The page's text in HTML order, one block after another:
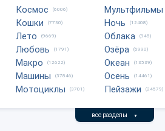
Космос (6006)
Кошки (7730)
Лето (9669)
Любовь (1791)
Макро (12622)
Машины (37846)
Мотоциклы (3701)
Мультфильмы
Ночь (12408)
Облака (945)
Озёра (6990)
Океан (13539)
Осень (14461)
Пейзажи (24579)
все разделы ▼